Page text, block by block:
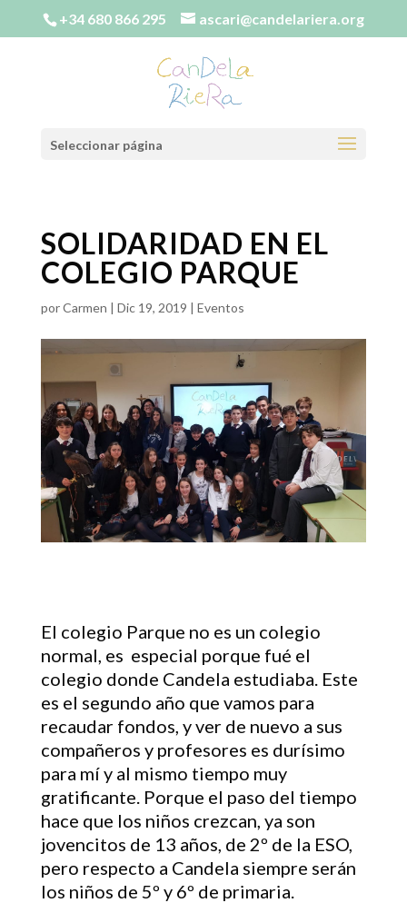
+34 680 866 295 ascari@candelariera.org
Seleccionar página
SOLIDARIDAD EN EL
COLEGIO PARQUE
porCarmen | Dic 19, 2019 | Eventos
El colegio Parque no es un colegio
normal, es especial porque fué el
colegio donde Candela estudiaba. Este
es el segundo año que vamos para
recaudar fondos, y ver de nuevo a sus
compañeros y profesores es durísimo
para mí y al mismo tiempo muy
gratificante. Porque el paso del tiempo
hace que los niños crezcan, ya son
jovencitos de 13 años, de 2º de la ESO,
pero respecto a Candela siempre serán
los niños de 5º y 6º de primaria.